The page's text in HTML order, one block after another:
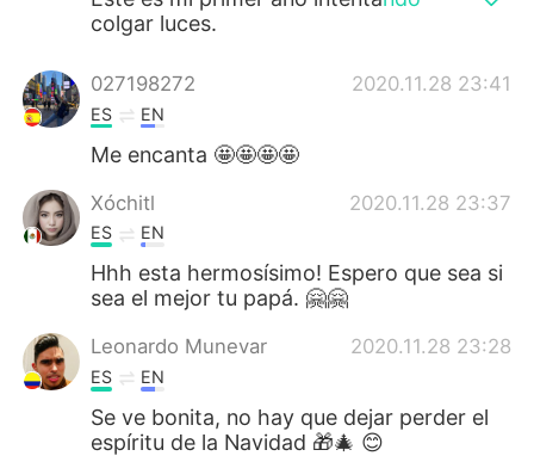
colgar luces.
027198272 2020.11.28 23:41
ES EN
Me encanta 🤩🤩🤩🤩
Xóchitl 2020.11.28 23:37
ES EN
Hhh esta hermosísimo! Espero que sea si
sea el mejor tu papá. 🤗🤗
Leonardo Munevar 2020.11.28 23:28
ES EN
Se ve bonita, no hay que dejar perder el
espíritu de la Navidad 🎁🎄 😊